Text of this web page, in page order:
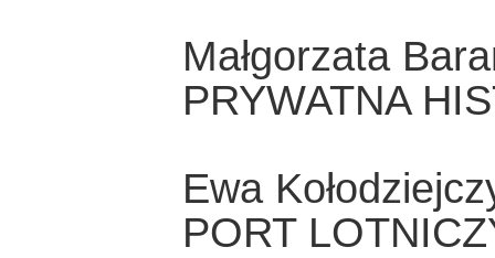
Małgorzata
PRYWATNA
Ewa
PORT